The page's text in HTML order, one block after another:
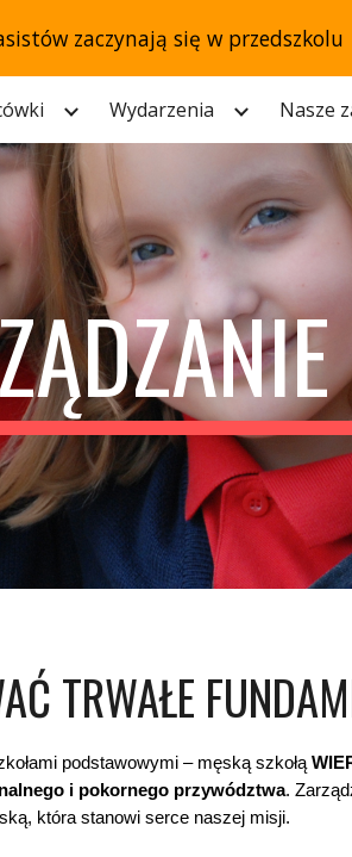
Skip to
zaczynają się w
Wydarzenia Nasze
TRWAŁE
podstawowymi – męską szkołą
i pokornego przywództwa.
która stanowi serce naszej misji.